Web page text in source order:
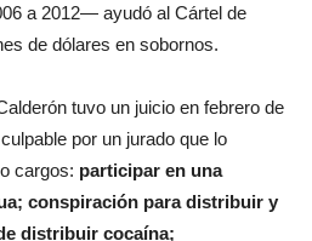
a 2012― ayudó al Cártel de
de dólares en sobornos.
tuvo un juicio en febrero de
por un jurado que lo
cargos: participar en una
conspiración para distribuir y
distribuir cocaína;